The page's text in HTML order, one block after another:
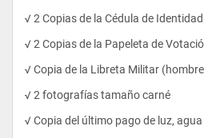
√ 2 Copias de la Cédula de
√ 2 Copias de la Papeleta de
√ Copia de la Libreta Militar
√ 2 fotografías tamaño carné
√ Copia del último pago de luz,